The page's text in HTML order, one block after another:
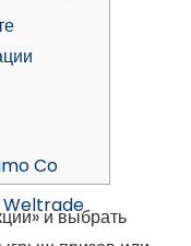
Co
Weltradeи выбрать